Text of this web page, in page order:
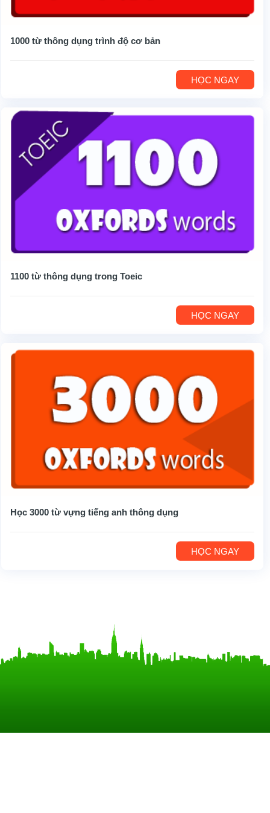
1000 từ thông dụng trình độ cơ bản
HỌC NGAY
1100 từ thông dụng trong Toeic
HỌC NGAY
Học 3000 từ vựng tiếng anh thông dụng
HỌC NGAY